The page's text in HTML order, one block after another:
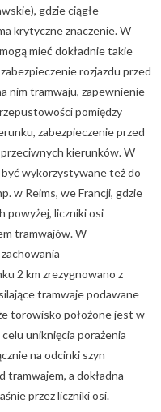
gdzie ciągłe
krytyczne znaczenie. W
mieć dokładnie takie
rozjazdu przed
nim tramwaju, zapewnienie
pomiędzy
zabezpieczenie przed
kierunków. W
wykorzystywane też do
w Reims, we Francji, gdzie
powyżej, liczniki osi
tramwajów. W
2 km zrezygnowano z
tramwaje podawane
torowisko położone jest w
uniknięcia porażenia
na odcinki szyn
tramwajem, a dokładna
przez liczniki osi.